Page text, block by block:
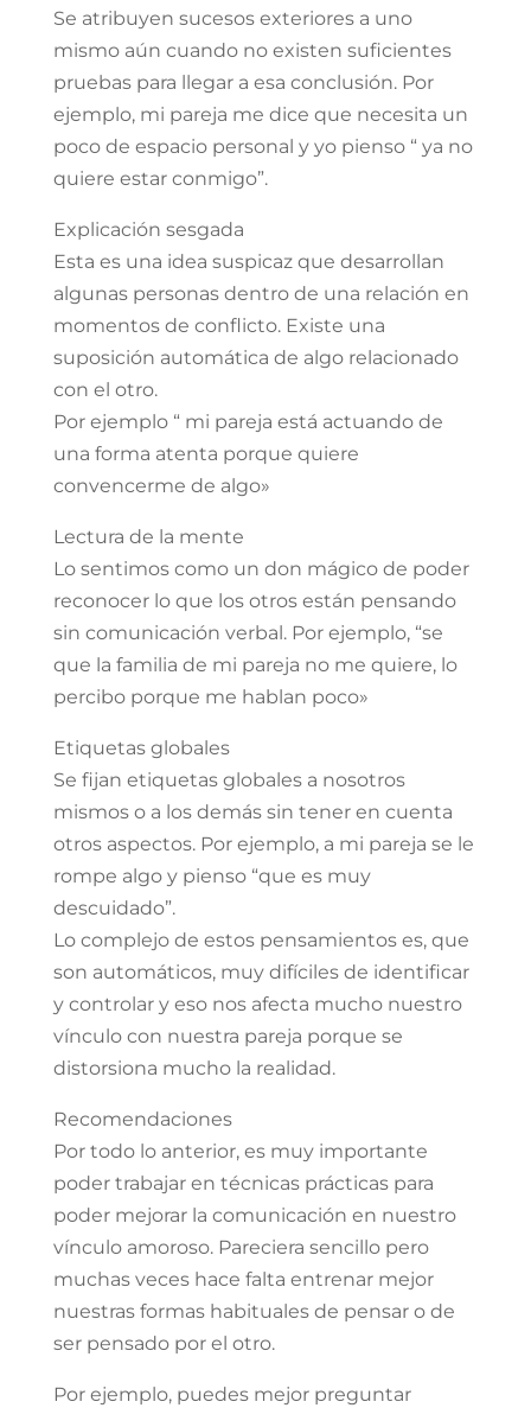
Se atribuyen sucesos exteriores a uno
mismo aún cuando no existen suficientes
pruebas para llegar a esa conclusión. Por
ejemplo, mi pareja me dice que necesita un
poco de espacio personal y yo pienso “ ya no
quiere estar conmigo”.
Explicación sesgada
Esta es una idea suspicaz que desarrollan
algunas personas dentro de una relación en
momentos de conflicto. Existe una
suposición automática de algo relacionado
con el otro.
Por ejemplo “ mi pareja está actuando de
una forma atenta porque quiere
convencerme de algo»
Lectura de la mente
Lo sentimos como un don mágico de poder
reconocer lo que los otros están pensando
sin comunicación verbal. Por ejemplo, “se
que la familia de mi pareja no me quiere, lo
percibo porque me hablan poco»
Etiquetas globales
Se fijan etiquetas globales a nosotros
mismos o a los demás sin tener en cuenta
otros aspectos. Por ejemplo, a mi pareja se le
rompe algo y pienso “que es muy
descuidado”.
Lo complejo de estos pensamientos es, que
son automáticos, muy difíciles de identificar
y controlar y eso nos afecta mucho nuestro
vínculo con nuestra pareja porque se
distorsiona mucho la realidad.
Recomendaciones
Por todo lo anterior, es muy importante
poder trabajar en técnicas prácticas para
poder mejorar la comunicación en nuestro
vínculo amoroso. Pareciera sencillo pero
muchas veces hace falta entrenar mejor
nuestras formas habituales de pensar o de
ser pensado por el otro.
Por ejemplo, puedes mejor preguntar